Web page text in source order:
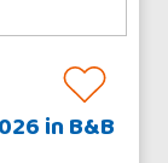
in B&B